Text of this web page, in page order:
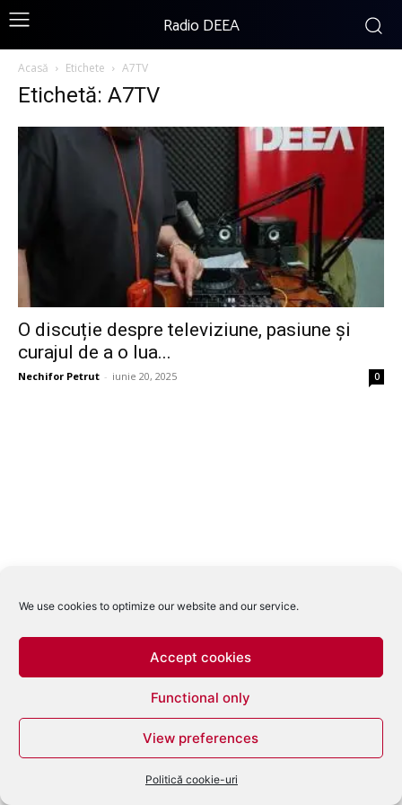
We use cookies to optimize our website and our service.
Accept cookies
Functional only
View preferences
Politică cookie-uri
Radio DEEA
Acasă Etichete A7TV
Etichetă: A7TV
O discuție despre televiziune, pasiune și
curajul de a o lua...
Nechifor Petrut - iunie 20, 2025 0